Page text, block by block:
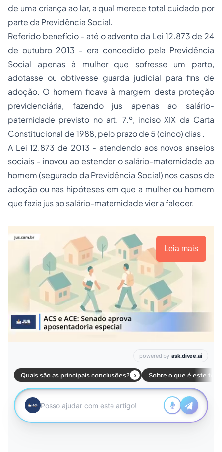
de uma criança ao lar, a qual merece total cuidado por
parte da Previdência Social.
Referido benefício - até o advento da Lei 12.873 de 24
de outubro 2013 - era concedido pela Previdência
Social apenas à mulher que sofresse um parto,
adotasse ou obtivesse guarda judicial para fins de
adoção. O homem ficava à margem desta proteção
previdenciária, fazendo jus apenas ao salário-
paternidade previsto no art. 7.º, inciso XIX da Carta
Constitucional de 1988, pelo prazo de 5 (cinco) dias .
A Lei 12.873 de 2013 - atendendo aos novos anseios
sociais - inovou ao estender o salário-maternidade ao
homem (segurado da Previdência Social) nos casos de
adoção ou nas hipóteses em que a mulher ou homem
que fazia jus ao salário-maternidade vier a falecer.
Leia mais